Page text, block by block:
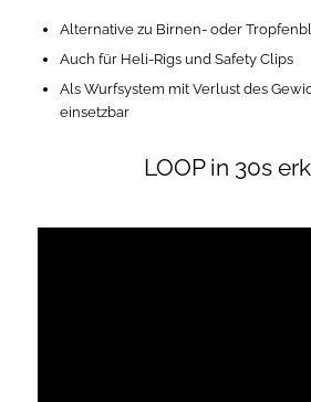
Alternative zu Birnen- oder
Auch für Heli-Rigs und Safety Clips
Als Wurfsystem mit Verlust des
einsetzbar
LOOP in 30s